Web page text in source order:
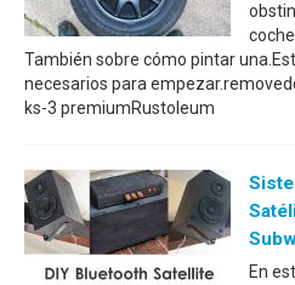
También sobre cómo pintar
necesarios para
ks-3 premiumRustoleum
En